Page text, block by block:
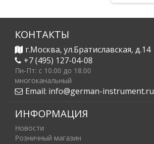
КОНТАКТЫ
г.Москва, ул.Братиславская, д.14
+7 (495) 127-04-08
Пн-Пт: c 10.00 до 18.00
многоканальный
Email: info@german-instrument.ru
ИНФОРМАЦИЯ
Новости
Розничный магазин